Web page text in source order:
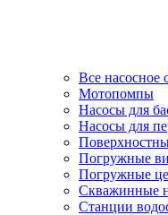
Все насосное
Мотопомпы
Насосы для
Насосы для
Погружные
Погружные
Скважинные
Станции